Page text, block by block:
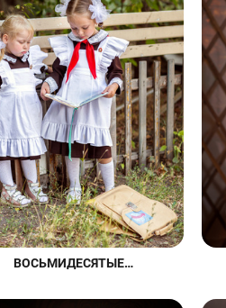
ВОСЬМИДЕСЯТЫЕ…